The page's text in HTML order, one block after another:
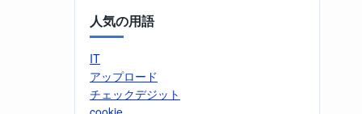
人気の用語
IT
アップロード
チェックデジット